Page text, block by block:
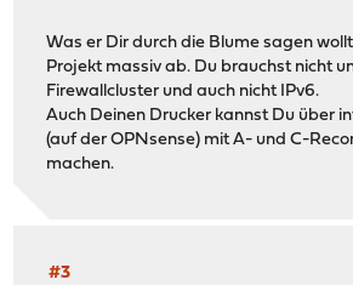
Was er Dir durch die Blume sagen
Projekt massiv ab. Du brauchst nicht
Firewallcluster und auch nicht IPv6.
Auch Deinen Drucker kannst Du über
(auf der OPNsense) mit A- und C-
machen.
#3